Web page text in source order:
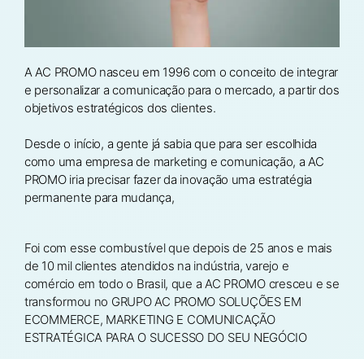
A AC PROMO nasceu em 1996 com o conceito de integrar
e personalizar a comunicação para o mercado, a partir dos
objetivos estratégicos dos clientes.
Desde o início, a gente já sabia que para ser escolhida
como uma empresa de marketing e comunicação, a AC
PROMO iria precisar fazer da inovação uma estratégia
permanente para mudança,
Foi com esse combustível que depois de 25 anos e mais
de 10 mil clientes atendidos na indústria, varejo e
comércio em todo o Brasil, que a AC PROMO cresceu e se
transformou no GRUPO AC PROMO SOLUÇÕES EM
ECOMMERCE, MARKETING E COMUNICAÇÃO
ESTRATÉGICA PARA O SUCESSO DO SEU NEGÓCIO